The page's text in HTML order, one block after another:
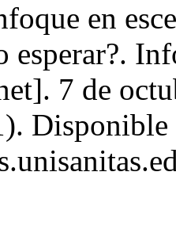
en
esperar?.
7 de
Disponible